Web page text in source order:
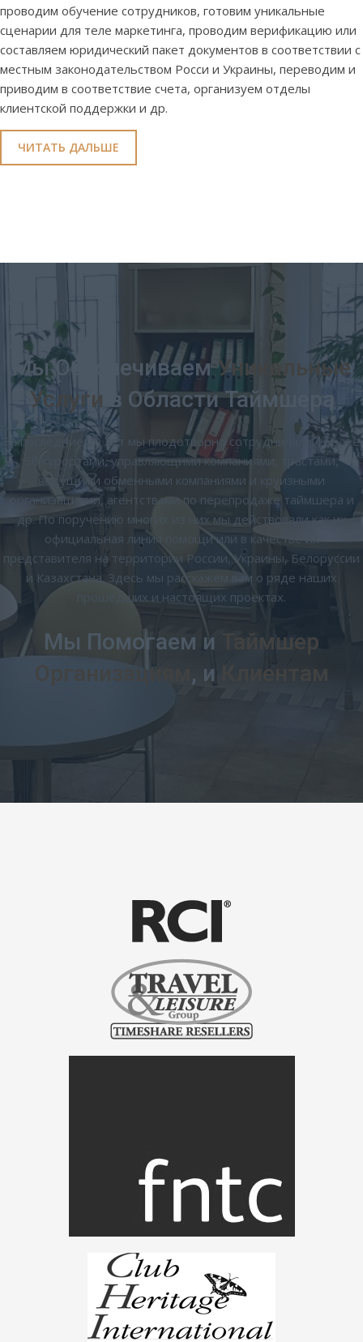
проводим обучение сотрудников, готовим уникальные
сценарии для теле маркетинга, проводим верификацию или
составляем юридический пакет документов в соответствии с
местным законодательством Росси и Украины, переводим и
приводим в соответствие счета, организуем отделы
клиентской поддержки и др.
ЧИТАТЬ ДАЛЬШЕ
Мы ОбеспечиваемУникальные
Услуги в Области Таймшера
За последние 20 лет мы плодотворно сотрудничали с более
50 курортами, управляющими компаниями, трастами,
ведущими обменными компаниями и круизными
организациями, агентствами по перепродаже таймшера и
др. По поручению многих из них мы действовали как их
официальная линия помощи или в качестве их
представителя на территории России, Украины, Белоруссии
и Казахстана. Здесь мы расскажем вам о ряде наших
прошедших и настоящих проектах.
Мы Помогаем и
Таймшер
Организациям , и Клиентам